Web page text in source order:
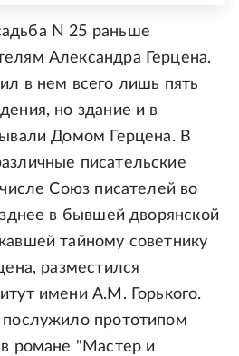
N 25 раньше
Александра Герцена.
в нем всего лишь пять
но здание и в
Домом Герцена. В
писательские
Союз писателей во
в бывшей дворянской
тайному советнику
разместился
имени А.М. Горького.
прототипом
романе "Мастер и